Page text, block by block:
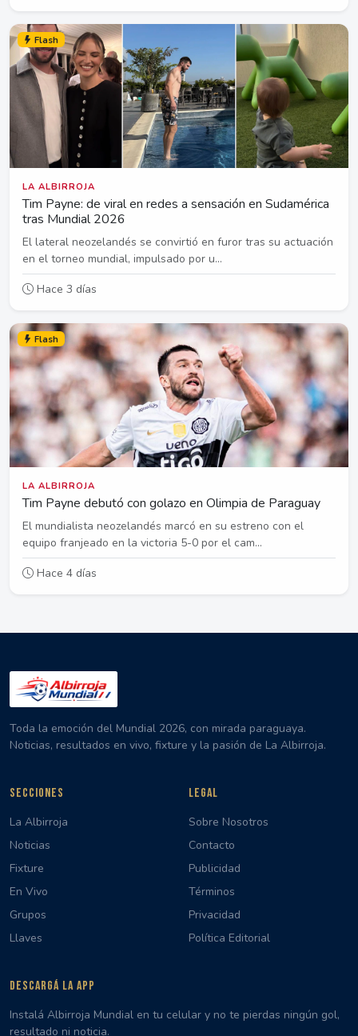
Flash
LA ALBIRROJA
Tim Payne: de viral en redes a sensación en Sudamérica
tras Mundial 2026
El lateral neozelandés se convirtió en furor tras su actuación
en el torneo mundial, impulsado por u...
Hace 3 días
Flash
LA ALBIRROJA
Tim Payne debutó con golazo en Olimpia de Paraguay
El mundialista neozelandés marcó en su estreno con el
equipo franjeado en la victoria 5-0 por el cam...
Hace 4 días
Toda la emoción del Mundial 2026, con mirada paraguaya.
Noticias, resultados en vivo, fixture y la pasión de La Albirroja.
SECCIONES
La Albirroja
Noticias
Fixture
En Vivo
Grupos
Llaves
LEGAL
Sobre Nosotros
Contacto
Publicidad
Términos
Privacidad
Política Editorial
DESCARGÁ LA APP
Instalá Albirroja Mundial en tu celular y no te pierdas ningún gol,
resultado ni noticia.